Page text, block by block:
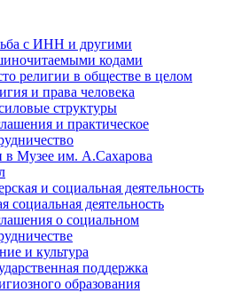
с ИНН и другими
кодами
религии в обществе в целом
и права человека
структуры
и практическое
в Музее им. А.Сахарова
и социальная деятельность
социальная деятельность
о социальном
и культура
поддержка
образования